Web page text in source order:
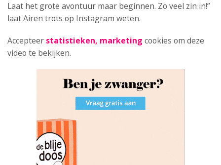
Laat het grote avontuur maar beginnen. Zo veel zin in!”
laat Airen trots op Instagram weten.
Accepteer statistieken, marketing cookies om deze
video te bekijken.